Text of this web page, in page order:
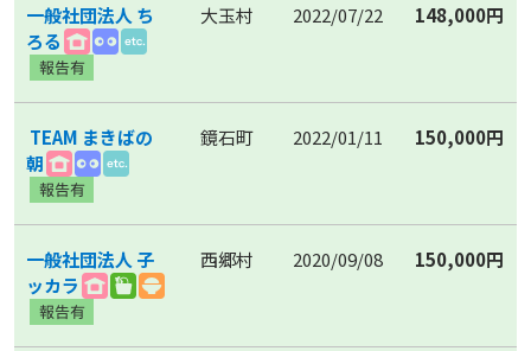
一般社団法人 ち
ろる
大玉村 2022/07/22 148,000円
TEAM まきばの
朝
鏡石町 2022/01/11 150,000円
一般社団法人 子
ッカラ
西郷村 2020/09/08 150,000円